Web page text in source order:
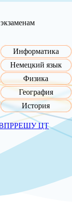
Информатика
Немецкий язык
Физика
География
История
РЕШУ ЦТ